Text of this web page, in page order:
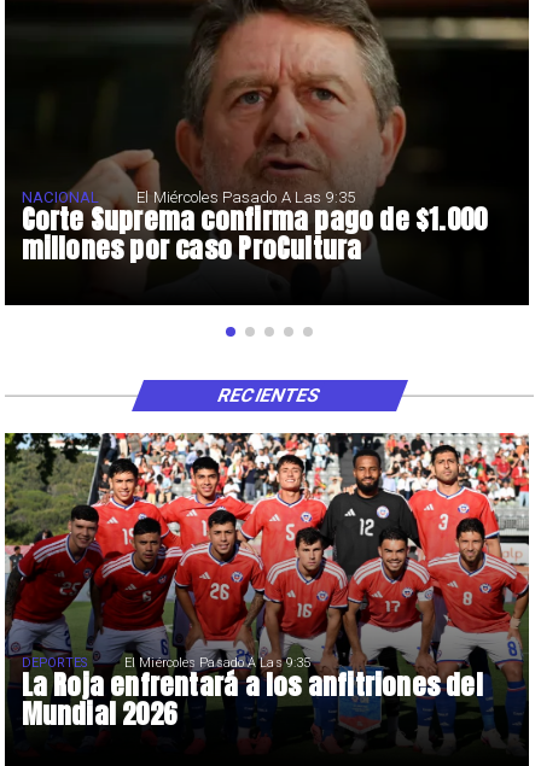
Corte Suprema confirma pago de $1.000
millones por caso ProCultura
NACIONAL El Miércoles Pasado A Las 9:35
La Roja enfrentará a los anfitriones del
Mundial 2026
DEPORTES El Miércoles Pasado A Las 9:35
RECIENTES